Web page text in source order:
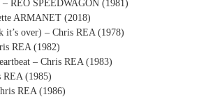
REO SPEEDWAGON (1981)
ARMANET (2018)
over) – Chris REA (1978)
REA (1982)
– Chris REA (1983)
REA (1985)
REA (1986)